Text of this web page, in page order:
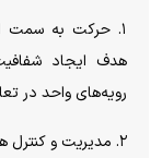
۱. حرکت به سمت
هدف ایجاد
رویه‌های واحد در
۲. مدیریت و کنترل